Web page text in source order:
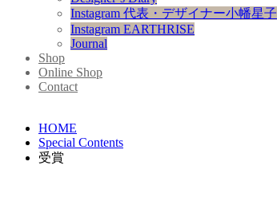
Instagram 代表・デザイナー小幡星子
Instagram EARTHRISE
Journal
Shop
Online Shop
Contact
HOME
Special Contents
受賞